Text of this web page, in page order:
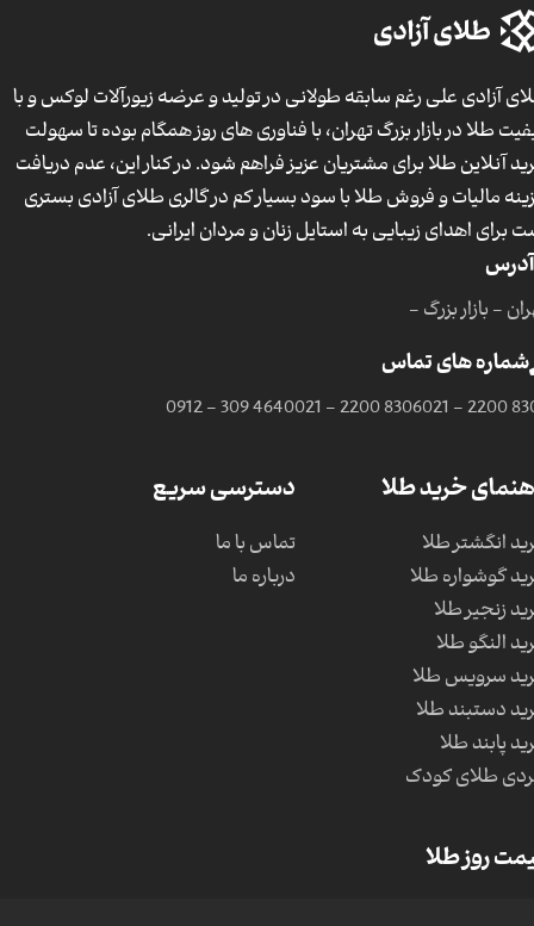
آزادی علی رغم سابقه طولانی در تولید و عرضه زیورآلات لوکس و با
طلا در بازار بزرگ تهران، با فناوری های روز همگام بوده تا سهولت
آنلاین طلا برای مشتریان عزیز فراهم شود. در کنار این، عدم دریافت
مالیات و فروش طلا با سود بسیار کم در گالری طلای آزادی بستری
برای اهدای زیبایی به استایل زنان و مردان ایرانی.
آدرس
- بازار بزرگ -
شماره های تماس
021 - 2200
021 - 2200 8306
0912 - 309 4640
خرید طلا
انگشتر طلا
گوشواره طلا
زنجیر طلا
النگو طلا
سرویس طلا
دستبند طلا
پابند طلا
طلای کودک
دسترسی سریع
تماس با ما
درباره ما
روز طلا